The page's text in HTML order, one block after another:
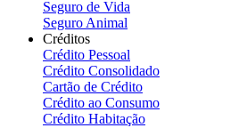
Seguro de Vida
Seguro Animal
Créditos
Crédito Pessoal
Crédito Consolidado
Cartão de Crédito
Crédito ao Consumo
Crédito Habitação